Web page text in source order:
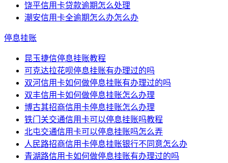
饶平信用卡贷款逾期怎么处理
潮安信用卡全逾期怎么办怎么办
停息挂账
昆玉捷信停息挂账教程
可克达拉花呗停息挂账有办理过的吗
双河信用卡如何做停息挂账有办理过的吗
双丰信用卡如何做停息挂账怎么办理
博古其招商信用卡停息挂账怎么办理
铁门关交通信用卡可以停息挂账吗教程
北屯交通信用卡可以停息挂账吗怎么弄
人民路招商信用卡停息挂账银行不同意怎么办
青湖路信用卡如何做停息挂账有办理过的吗